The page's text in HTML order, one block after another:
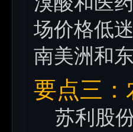
场价格低
南美洲和
要点三：
苏利股份